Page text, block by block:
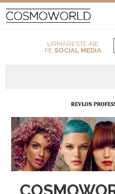
URMARESTE-NE
PE SOCIAL MEDIA